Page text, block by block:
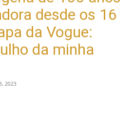
desde os 16
da Vogue:
da minha
2023